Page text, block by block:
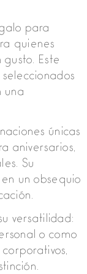
para
quienes
Este
una
únicas
aniversarios,
Su
un obsequio
versatilidad:
o como